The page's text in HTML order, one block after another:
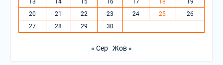
13
14 15 16 17 18
19
20
21 22 23 24 25
26
27
28 29 30
« Сер Жов »